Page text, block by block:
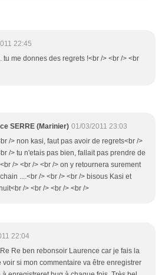
22:45
tu me donnes des regrets !<br /> <br /> <br
SERRE (Marinier) 01/03/2011 23:03
/> non kasi, faut pas avoir de regrets<br />
/> tu n'etais pas bien, fallait pas prendre de
/> <br /> <br /> on y retournera surement
....<br /> <br /> <br /> bisous Kasi et
/> <br /> <br /> <br />
22:04
Re ben rebonsoir Laurence car je fais la
voir si mon commentaire va être enregistrer